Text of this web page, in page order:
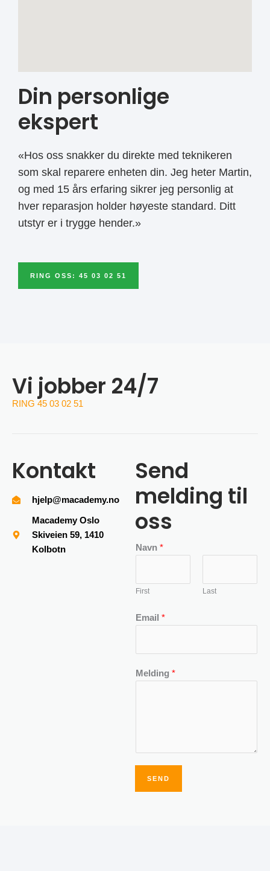
Din personlige
ekspert
«Hos oss snakker du direkte med teknikeren
som skal reparere enheten din. Jeg heter Martin,
og med 15 års erfaring sikrer jeg personlig at
hver reparasjon holder høyeste standard. Ditt
utstyr er i trygge hender.»
RING OSS: 45 03 02 51
Vi jobber 24/7
RING 45 03 02 51
Kontakt
hjelp@macademy.no
Macademy Oslo
Skiveien 59, 1410
Kolbotn
Send
melding til
oss
Navn *
First Last
Email *
Melding *
SEND